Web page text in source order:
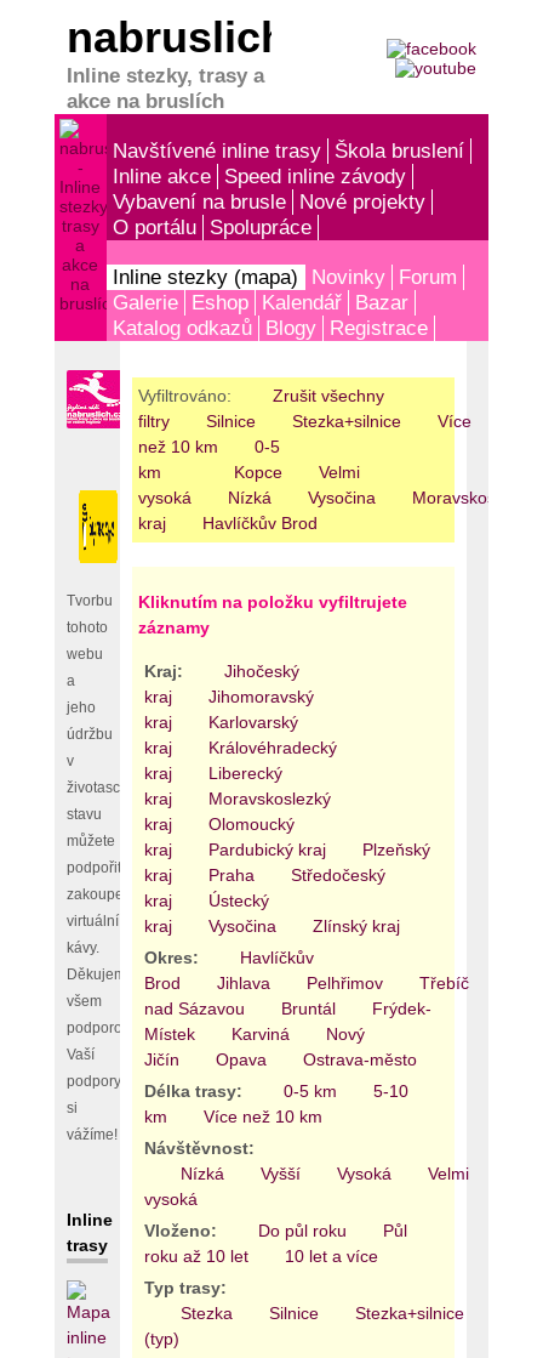
nabruslich.cz
Inline stezky, trasy a
akce na bruslích
Navštívené inline trasy
Škola bruslení
Inline akce
Speed inline závody
Vybavení na brusle
Nové projekty
O portálu
Spolupráce
Inline stezky (mapa) Novinky
Forum
Galerie
Eshop Kalendář
Bazar
Katalog odkazů
Blogy Registrace
Tvorbu
tohoto
webu
a
jeho
údržbu
v
životaschopném
stavu
můžete
podpořit
zakoupením
virtuální
kávy.
Děkujeme
všem
podporovatelům,
Vaší
podpory
si
vážíme!
Inline
trasy
Vyfiltrováno:
Zrušit všechny
filtry
Silnice Stezka+silnice
Více
než 10 km
0-5
km
Kopce
Velmi
vysoká
Nízká Vysočina
Moravskoslezký
kraj
Havlíčkův Brod
Kliknutím na položku vyfiltrujete
záznamy
Kraj:
Jihočeský
kraj
Jihomoravský
kraj
Karlovarský
kraj
Královéhradecký
kraj
Liberecký
kraj
Moravskoslezký
kraj
Olomoucký
kraj
Pardubický kraj
Plzeňský
kraj
Praha
Středočeský
kraj
Ústecký
kraj
Vysočina
Zlínský kraj
Okres:
Havlíčkův
Brod
Jihlava Pelhřimov Třebíč
nad Sázavou
Bruntál
Frýdek-
Místek
Karviná
Nový
Jičín
Opava
Ostrava-město
Délka trasy:
0-5 km
5-10
km
Více než 10 km
Návštěvnost:
Nízká
Vyšší Vysoká
Velmi
vysoká
Vloženo:
Do půl roku
Půl
roku až 10 let
10 let a více
Typ trasy:
Stezka
Silnice Stezka+silnice
(typ)